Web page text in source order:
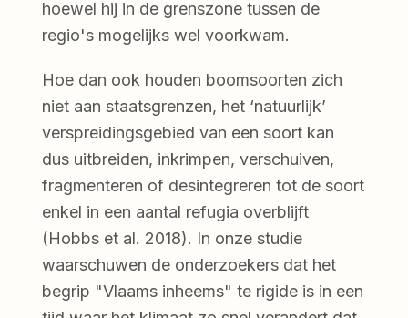
hoewel hij in de grenszone tussen de
regio's mogelijks wel voorkwam.
Hoe dan ook houden boomsoorten zich
niet aan staatsgrenzen, het ‘natuurlijk’
verspreidingsgebied van een soort kan
dus uitbreiden, inkrimpen, verschuiven,
fragmenteren of desintegreren tot de soort
enkel in een aantal refugia overblijft
(Hobbs et al. 2018). In onze studie
waarschuwen de onderzoekers dat het
begrip "Vlaams inheems" te rigide is in een